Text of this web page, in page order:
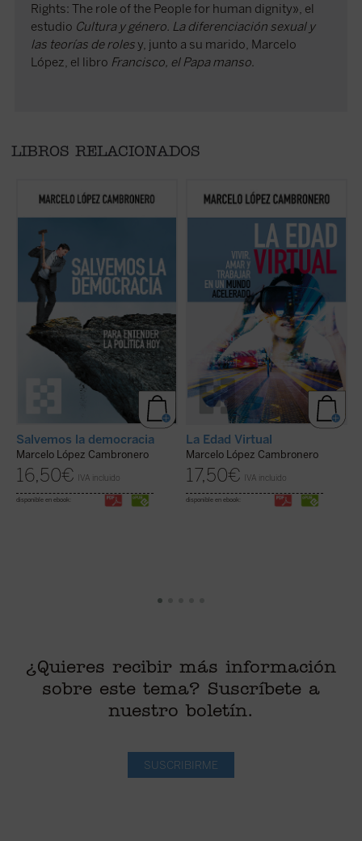
Rights: The role of the People for human dignity», el
estudio Cultura y género. La diferenciación sexual y
las teorías de rolesy, junto a su marido, Marcelo
López, el libro Francisco, el Papa manso.
LIBROS RELACIONADOS
Un breve y muy efectivo texto filosófico-
político, donde reflexiones ordenadas eficaz
sociedades, el papel de las ideologías y la
nueva forma de hacer la guerra, tratan de
responder a si vivimos en democracia o, al
menos, si ...
(ver ficha)
Salvemos la democracia
Marcelo López Cambronero
16,50€ IVA incluido
disponible en ebook:
Este libro intenta mostrar que la confusión
reinante no está causada por este cambio
sucedería al revés: una radical
transformación de nuestra mirada sobre la
realidad habría provocado el inicio de una
nueva época: la Edad Virtual. Cómo
amamos, trabajamos y ...
(ver ficha)
La Edad Virtual
Marcelo López Cambronero
17,50€ IVA incluido
disponible en ebook:
¿Quieres recibir más información
sobre este tema? Suscríbete a
nuestro boletín.
SUSCRIBIRME